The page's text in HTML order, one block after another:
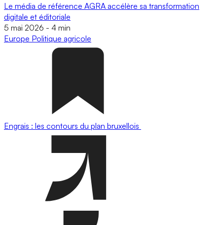
Le média de référence AGRA accélère sa transformation
digitale et éditoriale
5 mai 2026 - 4 min
Europe Politique agricole
Engrais : les contours du plan bruxellois